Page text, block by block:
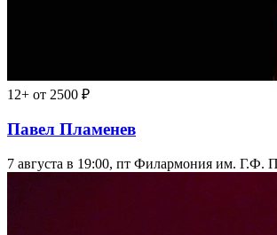
12+ от 2500 ₽
Павел Пламенев
7 августа в 19:00, пт Филармония им. Г.Ф.